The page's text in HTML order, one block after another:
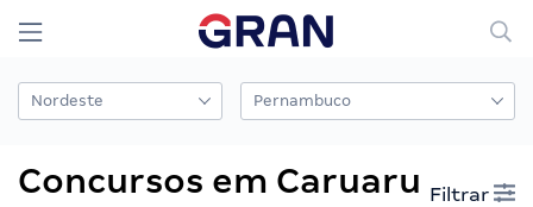
Concursos em Caruaru Filtrar